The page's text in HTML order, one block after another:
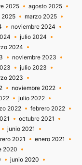
2025
agosto 2025
2025
marzo 2025
noviembre 2024
julio 2024
2024
noviembre 2023
julio 2023
2023
noviembre 2022
julio 2022
2022
febrero 2022
octubre 2021
junio 2021
2021
enero 2021
2020
junio 2020